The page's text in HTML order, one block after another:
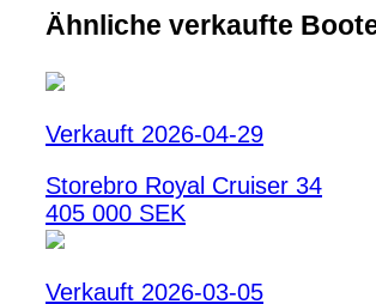
Ähnliche verkaufte
Verkauft 2026-04-29
Storebro Royal Cruiser 34
405 000 SEK
Verkauft 2026-03-05